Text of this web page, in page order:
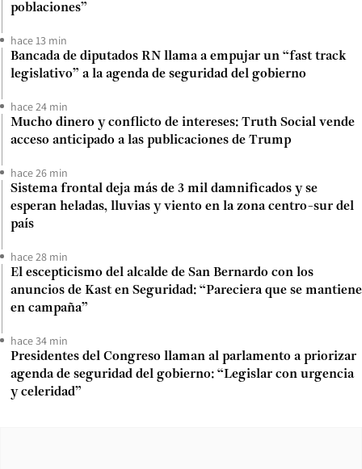
poblaciones”
hace 13 min
Bancada de diputados RN llama a empujar un “fast track
legislativo” a la agenda de seguridad del gobierno
hace 24 min
Mucho dinero y conflicto de intereses: Truth Social vende
acceso anticipado a las publicaciones de Trump
hace 26 min
Sistema frontal deja más de 3 mil damnificados y se
esperan heladas, lluvias y viento en la zona centro-sur del
país
hace 28 min
El escepticismo del alcalde de San Bernardo con los
anuncios de Kast en Seguridad: “Pareciera que se mantiene
en campaña”
hace 34 min
Presidentes del Congreso llaman al parlamento a priorizar
agenda de seguridad del gobierno: “Legislar con urgencia
y celeridad”